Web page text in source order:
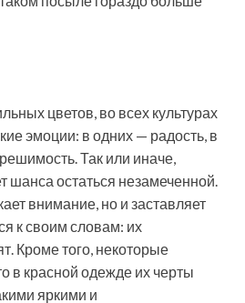
цветов, во всех культурах
эмоции: в одних — радость, в
Так или иначе,
шанса остаться незамеченной.
внимание, но и заставляет
к своим словам: их
Кроме того, некоторые
в красной одежде их черты
яркими и